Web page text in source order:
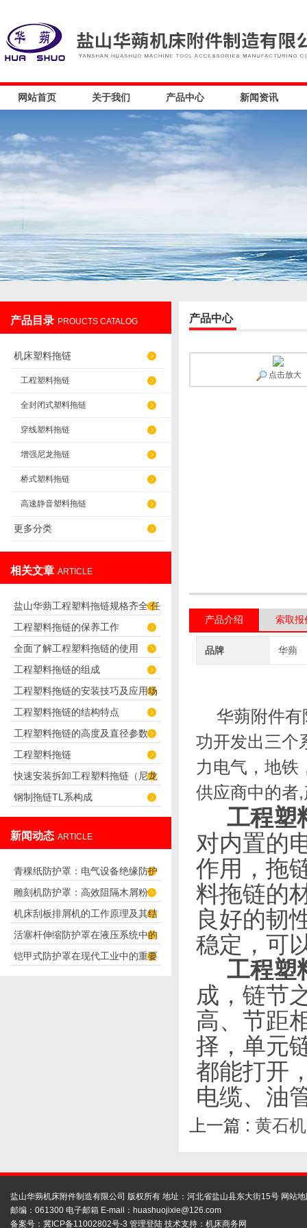
网站首页 关于我们 产品中心 新闻资讯
产品目录 PROUCTS CATALOG
机床塑料拖链
工程塑料拖链
全封闭式塑料拖链
穿线塑料拖链
增强尼龙拖链
桥式塑料拖链
高速静音塑料拖链
更多分类
相关文章 ARTICLE
盐山华蒴工程塑料拖链规格齐全 任
君选择！
工程塑料拖链的保养工作
全面了解工程塑料拖链的使用
工程塑料拖链的组成
工程塑料拖链的安装技巧及应用场
合
工程塑料拖链的结构特点
工程塑料拖链的高度及直径参数
工程塑料拖链
快速安装拆卸工程塑料拖链（尼龙
拖链）的技巧
钢制拖链TL系构成
新闻动态 ARTICLE
青稞纸防护罩：电气设备绝缘防护
专用方案
雕刻机防护罩：高效阻隔木屑粉
尘，守护设备精度与安全
机床刮板排屑机的工作原理及其结
构分析
活塞杆伸缩防护罩在液压系统中的
应用
铠甲式防护罩在现代工业中的重要
产品中心
点击放大
产品介绍 索取报
品牌 华蒴
华蒴附件有
功开发出三个
力电气，地铁
供应商中的者,
工程塑
对内置的
作用，拖
料拖链的
良好的韧
稳定，可
工程塑
成，链节
高、节距
择，单元
都能打开
电缆、油
上一篇 : 黄石
盐山华蒴机床附件制造有限公司 版权所有 地址：河北省盐山县东大街15号 网站
邮编：061300 电子邮箱 E-mail： huashuojixie@126.com
备案号： 冀ICP备11002802号-3 管理登陆 技术支持： 机床商务网